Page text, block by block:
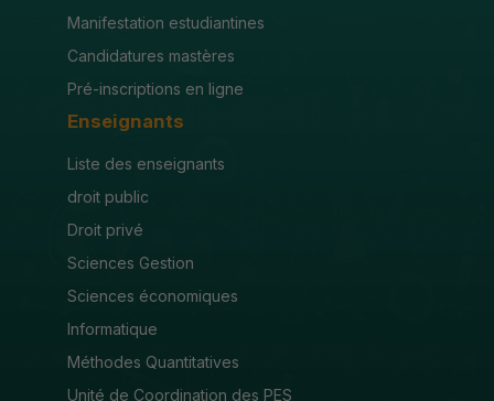
Manifestation estudiantines
Candidatures mastères
Pré-inscriptions en ligne
Enseignants
Liste des enseignants
droit public
Droit privé
Sciences Gestion
Sciences économiques
Informatique
Méthodes Quantitatives
Unité de Coordination des PES